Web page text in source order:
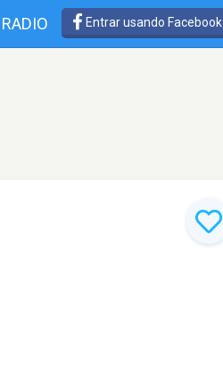
RADIO Entrar usando Facebook